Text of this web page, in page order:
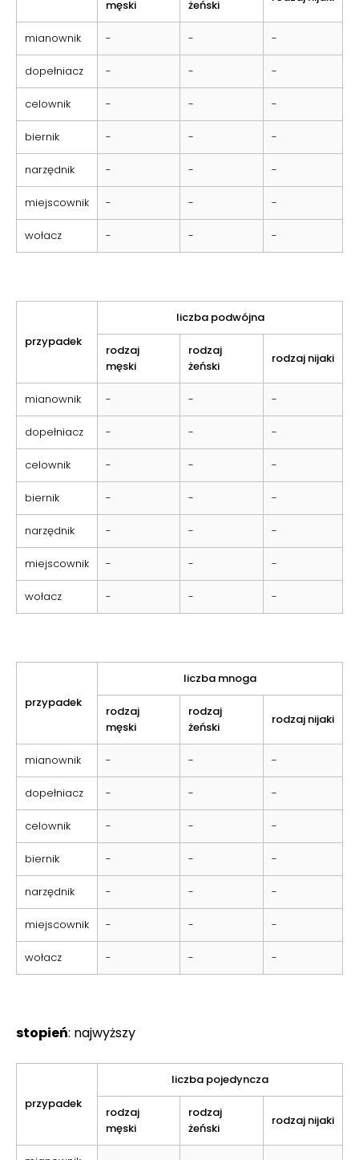
męski żeński
mianownik - - -
dopełniacz - - -
celownik - - -
biernik - - -
narzędnik - - -
miejscownik - - -
wołacz - - -
przypadek
liczba podwójna
rodzaj
męski
rodzaj
żeński
rodzaj nijaki
mianownik - - -
dopełniacz - - -
celownik - - -
biernik - - -
narzędnik - - -
miejscownik - - -
wołacz - - -
przypadek
liczba mnoga
rodzaj
męski
rodzaj
żeński
rodzaj nijaki
mianownik - - -
dopełniacz - - -
celownik - - -
biernik - - -
narzędnik - - -
miejscownik - - -
wołacz - - -
stopień: najwyższy
przypadek
liczba pojedyncza
rodzaj
męski
rodzaj
żeński
rodzaj nijaki